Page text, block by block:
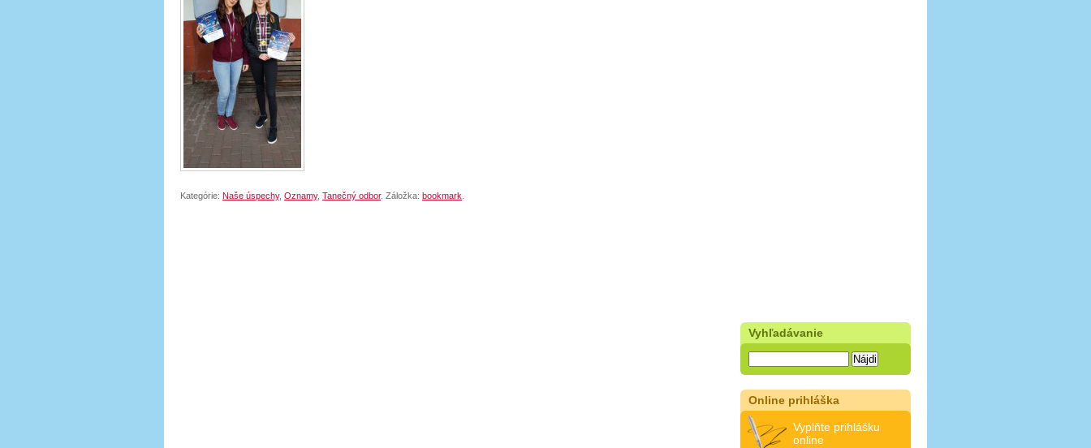
Kategórie: Naše úspechy, Oznamy, Tanečný odbor. Záložka: bookmark
Vyhľadávanie
Online prihláška
Vyplňte prihlášku
online